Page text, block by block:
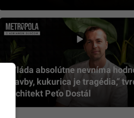
„Vláda absolútne nevníma
stavby, kukurica je tragédia,”
architekt Peťo Dostál